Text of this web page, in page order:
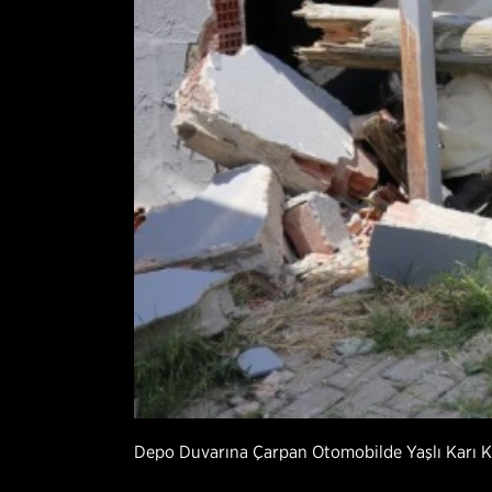
Depo Duvarına Çarpan Otomobilde Yaşlı Karı